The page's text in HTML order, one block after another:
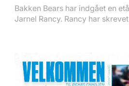
Bakken Bears har indgået en
Jarnel Rancy. Rancy har